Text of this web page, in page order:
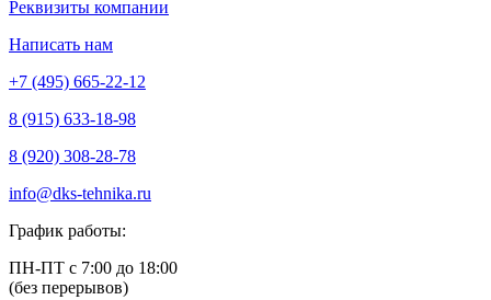
Реквизиты компании
Написать нам
+7 (495) 665-22-12
8 (915) 633-18-98
8 (920) 308-28-78
info@dks-tehnika.ru
График работы:
ПН-ПТ с 7:00 до 18:00
(без перерывов)